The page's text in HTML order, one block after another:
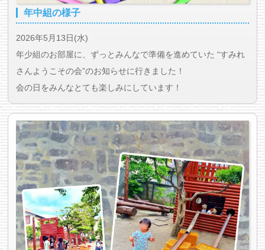
年中組の様子
2026年5月13日(水)
年少組のお部屋に、ずっとみんなで準備を進めていた “すみれ
さんようこその会”のお知らせに行きました！
会の日をみんなとても楽しみにしています！